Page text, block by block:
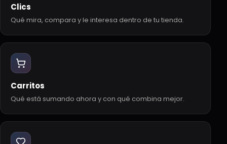
Clics
Qué mira, compara y le interesa dentro de tu tienda.
Carritos
Qué está sumando ahora y con qué combina mejor.